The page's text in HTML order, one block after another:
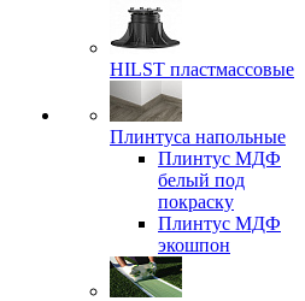
HILST пластмассовые
Плинтуса напольные
Плинтус МДФ
белый под
покраску
Плинтус МДФ
экошпон